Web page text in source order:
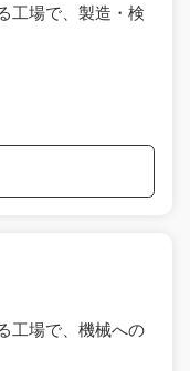
工場で、製造・検
工場で、機械への